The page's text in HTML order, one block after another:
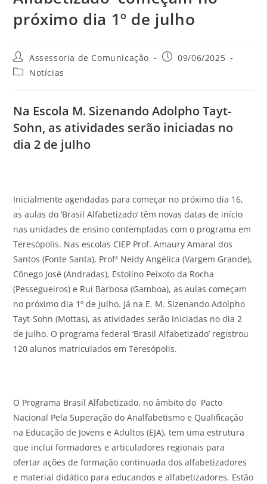
próximo dia 1º de julho
Assessoria de Comunicação
09/06/2025
Notícias
Na Escola M. Sizenando Adolpho Tayt-
Sohn, as atividades serão iniciadas no
dia 2 de julho
Inicialmente agendadas para começar no próximo dia 16,
as aulas do ‘Brasil Alfabetizado’ têm novas datas de início
nas unidades de ensino contempladas com o programa em
Teresópolis. Nas escolas CIEP Prof. Amaury Amaral dos
Santos (Fonte Santa), Profª Neidy Angélica (Vargem Grande),
Cônego José (Andradas), Estolino Peixoto da Rocha
(Pessegueiros) e Rui Barbosa (Gamboa), as aulas começam
no próximo dia 1º de julho. Já na E. M. Sizenando Adolpho
Tayt-Sohn (Mottas), as atividades serão iniciadas no dia 2
de julho. O programa federal ‘Brasil Alfabetizado’ registrou
120 alunos matriculados em Teresópolis.
O Programa Brasil Alfabetizado, no âmbito do Pacto
Nacional Pela Superação do Analfabetismo e Qualificação
na Educação de Jovens e Adultos (EJA), tem uma estrutura
que inclui formadores e articuladores regionais para
ofertar ações de formação continuada dos alfabetizadores
e material didático para educandos e alfabetizadores. Estão